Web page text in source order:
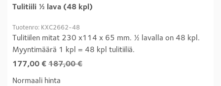
Tulitiili ½ lava (48 kpl)
Tuotenro: KXC2662-48
Tulitiilen mitat 230 x114 x 65 mm. ½ lavalla on 48 kpl.
Myyntimäärä 1 kpl = 48 kpl tulitiiliä.
177,00 € 187,00 €
Normaali hinta